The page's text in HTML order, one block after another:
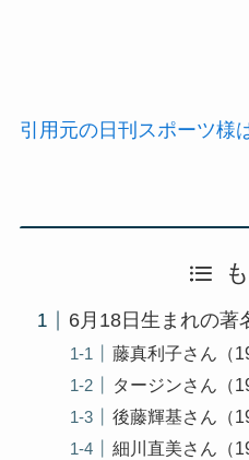
引用元の日刊スポーツ様
6月18日生まれの著
藤真利子さん（
タージンさん（
後藤輝基さん（
細川直美さん（